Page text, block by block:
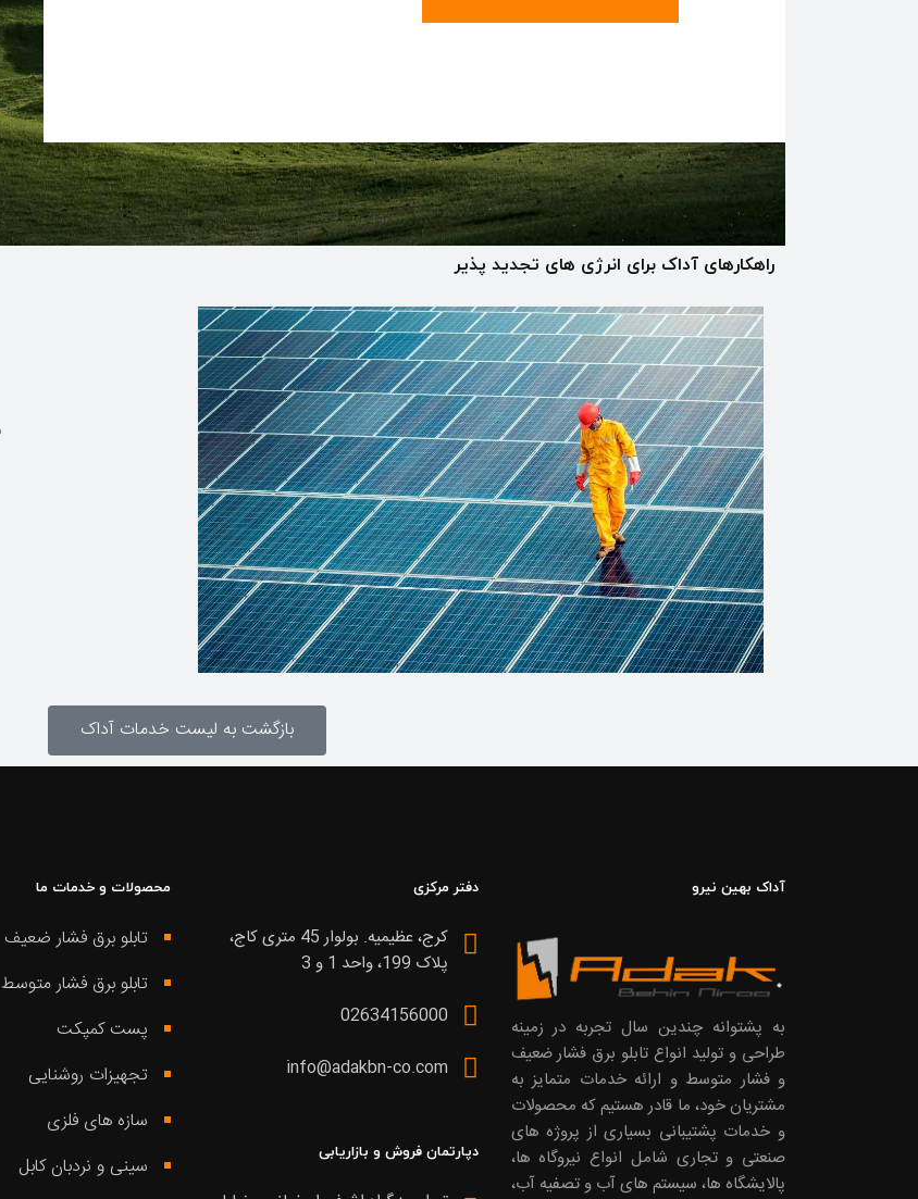
راهکارهای آداک برای انرژی های تجدید پذیر
بازگشت به لیست خدمات آداک
محصولات و خدمات ما
تابلو برق فشار ضعیف
تابلو برق فشار متوسط
پست کمپکت
تجهیزات روشنایی
سازه های فلزی
سینی و نردبان کابل
دفتر مرکزی
کرج، عظیمیه. بولوار 45 متری کاج،
پلاک 199، واحد 1 و 3
02634156000
info@adakbn-co.com
دپارتمان فروش و بازاریابی
آداک بهین نیرو
به پشتوانه چندین سال تجربه در زمینه
طراحی و تولید انواع تابلو برق فشار ضعیف
و فشار متوسط و ارائه خدمات متمایز به
مشتریان خود، ما قادر هستیم که محصولات
و خدمات پشتیبانی بسیاری از پروژه های
صنعتی و تجاری شامل انواع نیروگاه ها،
پالایشگاه ها، سیستم های آب و تصفیه آب،